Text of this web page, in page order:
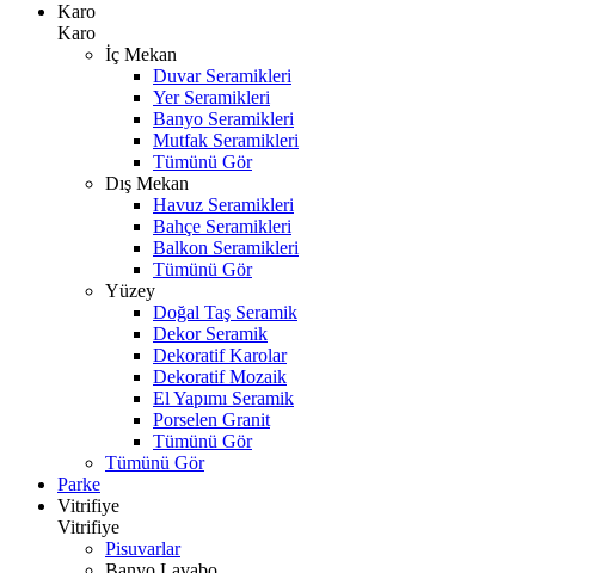
Karo
Karo
İç Mekan
Duvar Seramikleri
Yer Seramikleri
Banyo Seramikleri
Mutfak Seramikleri
Tümünü Gör
Dış Mekan
Havuz Seramikleri
Bahçe Seramikleri
Balkon Seramikleri
Tümünü Gör
Yüzey
Doğal Taş Seramik
Dekor Seramik
Dekoratif Karolar
Dekoratif Mozaik
El Yapımı Seramik
Porselen Granit
Tümünü Gör
Tümünü Gör
Parke
Vitrifiye
Vitrifiye
Pisuvarlar